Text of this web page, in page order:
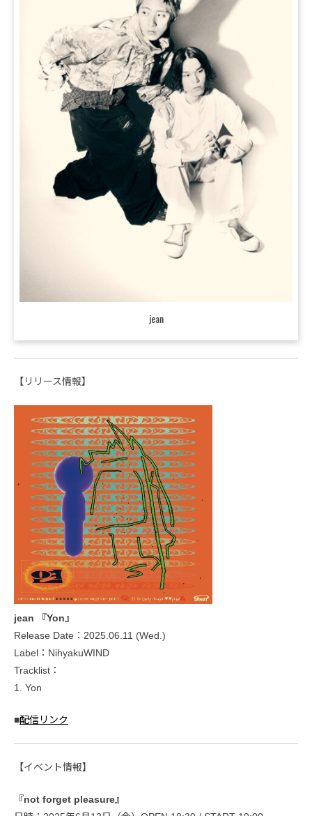
jean
【リリース情報】
jean 『Yon』
Release Date：2025.06.11 (Wed.)
Label：NihyakuWIND
Tracklist：
1. Yon
■配信リンク
【イベント情報】
『not forget pleasure』